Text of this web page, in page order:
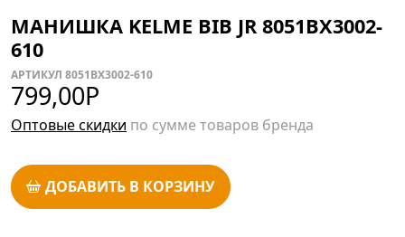
МАНИШКА KELME BIB JR 8051BX3002-
610
АРТИКУЛ 8051BX3002-610
799,00Р
Оптовые скидки по сумме товаров бренда
ДОБАВИТЬ В КОРЗИНУ